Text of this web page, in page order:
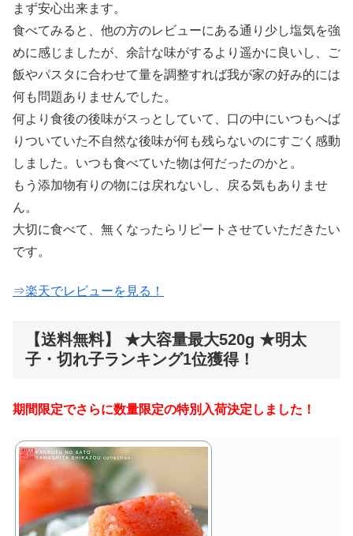
まず安心出来ます。
食べてみると、他の方のレビューにある通り少し塩気を強
めに感じましたが、余計な味がするより遥かに良いし、ご
飯やパスタに合わせて量を調整すれば我が家の好み的には
何も問題ありませんでした。
何より食後の後味がスっとしていて、口の中にいつもへば
りついていた不自然な後味が何も残らないのにすごく感動
しました。いつも食べていた物は何だったのかと。
もう添加物有りの物には戻れないし、戻る気もありませ
ん。
大切に食べて、無くなったらリピートさせていただきたい
です。
⇒楽天でレビューを見る！
【送料無料】 ★大容量最大520g ★明太
子・切れ子ランキング1位獲得！
期間限定でさらに数量限定の特別入荷決定しました！